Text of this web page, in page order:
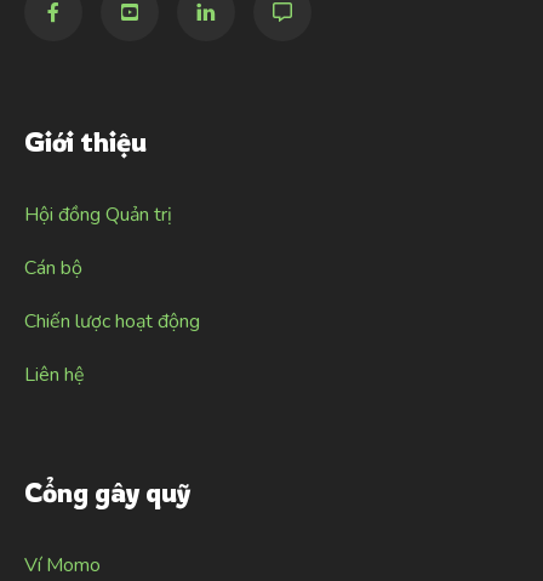
Giới thiệu
Hội đồng Quản trị
Cán bộ
Chiến lược hoạt động
Liên hệ
Cổng gây quỹ
Ví Momo